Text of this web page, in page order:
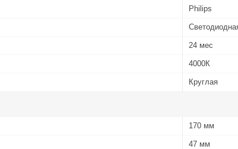
Philips
24 мес
4000К
Круглая
170 мм
47 мм